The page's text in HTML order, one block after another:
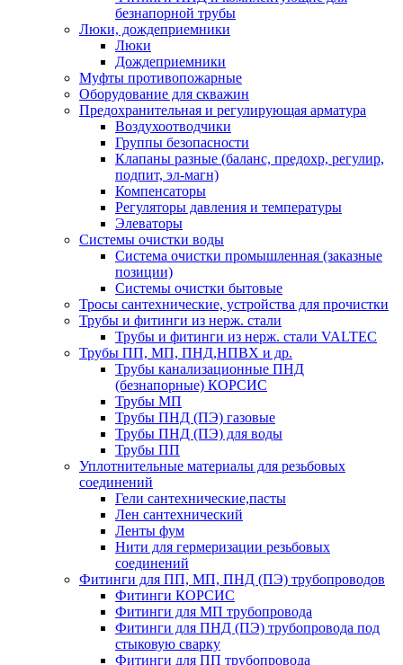
безнапорной трубы
Люки, дождеприемники
Люки
Дождеприемники
Муфты противопожарные
Оборудование для скважин
Предохранительная и регулирующая арматура
Воздухоотводчики
Группы безопасности
Клапаны разные (баланс, предохр, регулир,
подпит, эл-магн)
Компенсаторы
Регуляторы давления и температуры
Элеваторы
Системы очистки воды
Система очистки промышленная (заказные
позиции)
Системы очистки бытовые
Тросы сантехнические, устройства для прочистки
Трубы и фитинги из нерж. стали
Трубы и фитинги из нерж. стали VALTEC
Трубы ПП, МП, ПНД,НПВХ и др.
Трубы канализационные ПНД
(безнапорные) КОРСИС
Трубы МП
Трубы ПНД (ПЭ) газовые
Трубы ПНД (ПЭ) для воды
Трубы ПП
Уплотнительные материалы для резьбовых
соединений
Гели сантехнические,пасты
Лен сантехнический
Ленты фум
Нити для гермеризации резьбовых
соединений
Фитинги для ПП, МП, ПНД (ПЭ) трубопроводов
Фитинги КОРСИС
Фитинги для МП трубопровода
Фитинги для ПНД (ПЭ) трубопровода под
стыковую сварку
Фитинги для ПП трубопровода